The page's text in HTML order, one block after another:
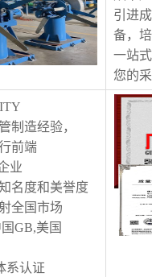
引进
备，
一站
您的
制造经验，
前端
业
名度和美誉度
全国市场
GB,美国
系认证